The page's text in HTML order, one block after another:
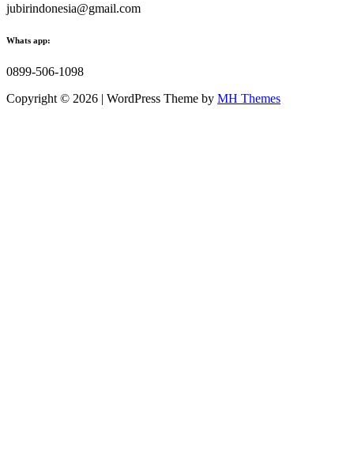
jubirindonesia@gmail.com
Whats app:
0899-506-1098
Copyright © 2026 | WordPress Theme by MH Themes